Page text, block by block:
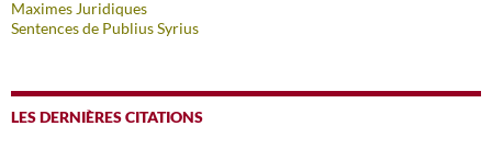
Maximes Juridiques
Sentences de Publius Syrius
LES DERNIÈRES CITATIONS